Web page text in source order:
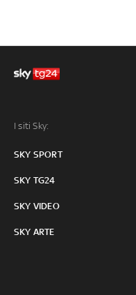
I siti Sky:
SKY SPORT
SKY TG24
SKY VIDEO
SKY ARTE